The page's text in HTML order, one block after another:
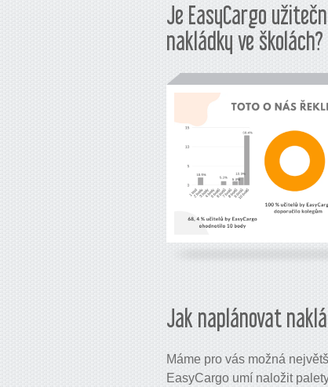
Je EasyCargo
nakládky ve školách?
Jak naplánovat
Máme pro vás možná
EasyCargo umí naložit